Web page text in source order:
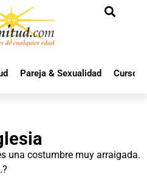
Pareja & Sexualidad Cursos
una costumbre muy arraigada.